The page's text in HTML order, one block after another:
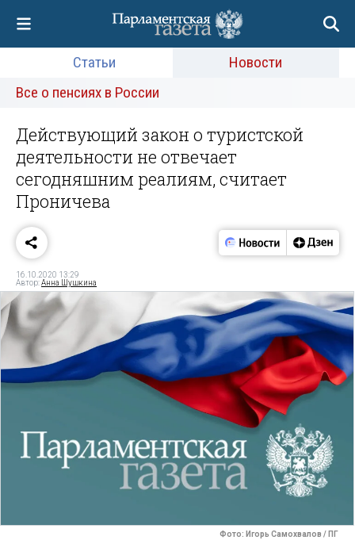
Статьи
Новости
Все о пенсиях в России
Действующий закон о туристской
деятельности не отвечает
сегодняшним реалиям, считает
Проничева
16.10.2020 13:29
Автор:Анна Шушкина
Фото: Игорь Самохвалов / ПГ